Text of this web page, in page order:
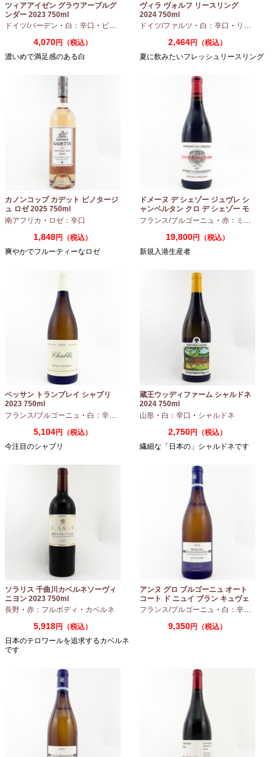
ツィアアイゼン グラウアーブルグ
ンダー 2023 750ml
ドイツ/バーデン ・ 白：辛口 ・ ピノグリ
4,070円（税込）
濃いめで満足感のある白
ヴィラ ヴォルフ リースリング
2024 750ml
ドイツ/ファルツ ・ 白：辛口 ・ リースリング
2,464円（税込）
夏に飲みたいフレッシュリースリング
カノンコップ カデット ピノタージ
ュ ロゼ 2025 750ml
南アフリカ ・ ロゼ：辛口
1,848円（税込）
爽やかでフルーティーなロゼ
ドメーヌ デ シェゾー ジュヴレ シ
ャンベルタン クロ デ シェゾー モ
ノポール 2023 750ml
フランス/ブルゴーニュ ・ 赤：ミディアムボディ
19,800円（税込）
新規入港生産者
ベッサン トランブレイ シャブリ
2023 750ml
フランス/ブルゴーニュ ・ 白：辛口 シャルドネ
5,104円（税込）
今注目のシャブリ
蔵王ウッディファーム シャルドネ
2024 750ml
山形 ・ 白：辛口 ・ シャルドネ
2,750円（税込）
繊細な「日本の」シャルドネです
ソラリス 千曲川カベルネソーヴィ
ニヨン 2023 750ml
長野 ・ 赤：フルボディ ・ カベルネ
5,918円（税込）
日本のテロワールを追求するカベルネ
です
アンヌ グロ ブルゴーニュ オート
コート ド ニュイ ブラン キュヴェ
マリーヌ 2024 750ml
フランス/ブルゴーニュ ・ 白：辛口
9,350円（税込）